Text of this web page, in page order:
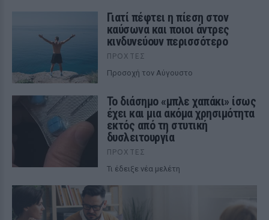
Γιατί πέφτει η πίεση στον
καύσωνα και ποιοι άντρες
κινδυνεύουν περισσότερο
ΠΡΟΧΤΈΣ
Προσοχή τον Αύγουστο
Το διάσημο «μπλε χαπάκι» ίσως
έχει και μια ακόμα χρησιμότητα
εκτός από τη στυτική
δυσλειτουργία
ΠΡΟΧΤΈΣ
Τι έδειξε νέα μελέτη